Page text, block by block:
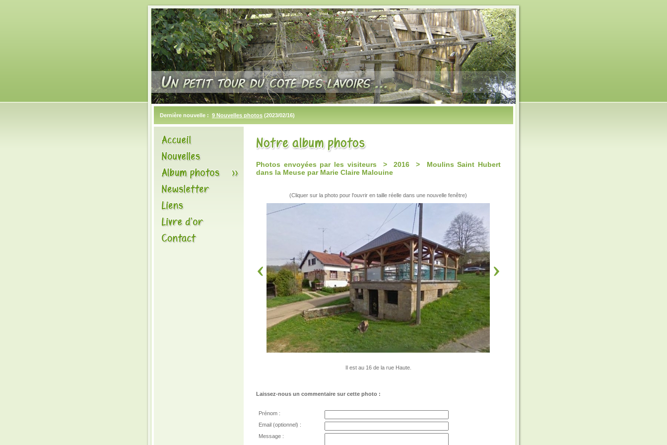
Dernière nouvelle : 9 Nouvelles photos (2023/02/16)
Photos envoyées par les visiteurs > 2016 > Moulins Saint Hubert
dans la Meuse par Marie Claire Malouine
(Cliquer sur la photo pour l'ouvrir en taille réelle dans une nouvelle fenêtre)
Il est au 16 de la rue Haute.
Laissez-nous un commentaire sur cette photo :
Prénom :
Email (optionnel) :
Message :